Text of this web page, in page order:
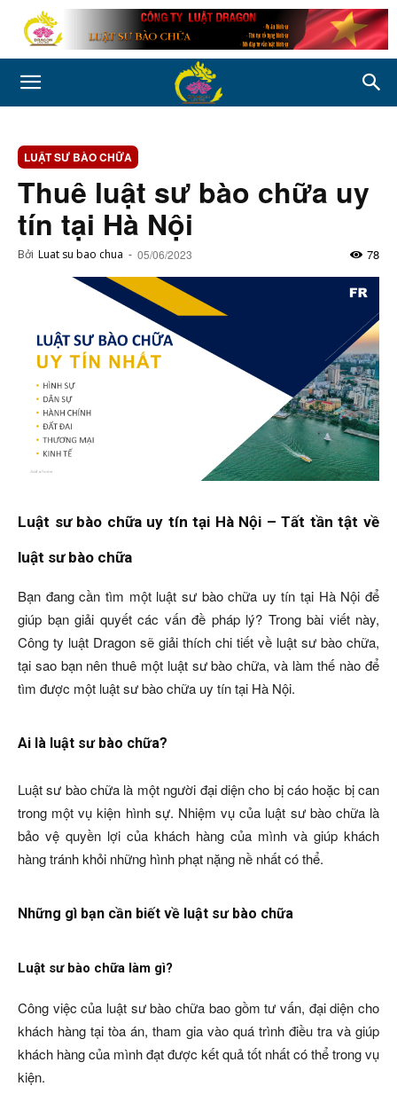
LUẬT SƯ BÀO CHỮA
Thuê luật sư bào chữa uy
tín tại Hà Nội
Bởi Luat su bao chua - 05/06/2023 78
Luật sư bào chữa uy tín tại Hà Nội – Tất tần tật về
luật sư bào chữa
Bạn đang cần tìm một luật sư bào chữa uy tín tại Hà Nội để
giúp bạn giải quyết các vấn đề pháp lý? Trong bài viết này,
Công ty luật Dragon sẽ giải thích chi tiết về luật sư bào chữa,
tại sao bạn nên thuê một luật sư bào chữa, và làm thế nào để
tìm được một luật sư bào chữa uy tín tại Hà Nội.
Ai là luật sư bào chữa?
Luật sư bào chữa là một người đại diện cho bị cáo hoặc bị can
trong một vụ kiện hình sự. Nhiệm vụ của luật sư bào chữa là
bảo vệ quyền lợi của khách hàng của mình và giúp khách
hàng tránh khỏi những hình phạt nặng nề nhất có thể.
Những gì bạn cần biết về luật sư bào chữa
Luật sư bào chữa làm gì?
Công việc của luật sư bào chữa bao gồm tư vấn, đại diện cho
khách hàng tại tòa án, tham gia vào quá trình điều tra và giúp
khách hàng của mình đạt được kết quả tốt nhất có thể trong vụ
kiện.